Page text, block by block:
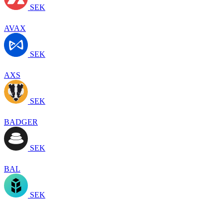
SEK
AVAX
SEK
AXS
SEK
BADGER
SEK
BAL
SEK